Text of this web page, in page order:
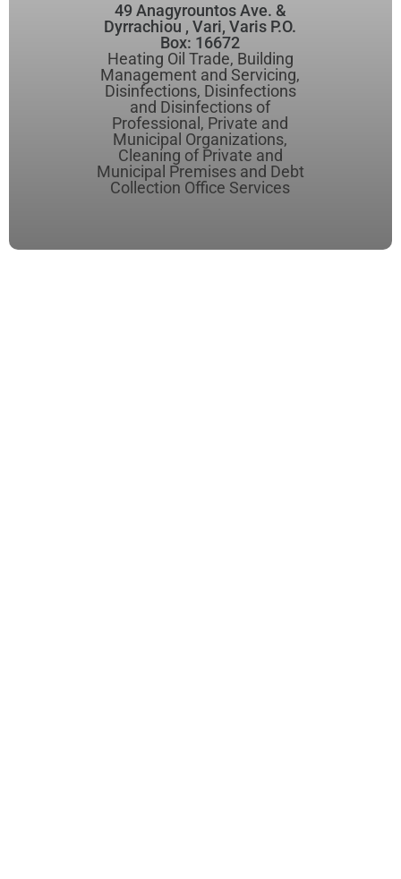
49 Anagyrountos Ave. &
Dyrrachiou , Vari, Varis P.O.
Box: 16672
Heating Oil Trade, Building
Management and Servicing,
Disinfections, Disinfections
and Disinfections of
Professional, Private and
Municipal Organizations,
Cleaning of Private and
Municipal Premises and Debt
Collection Office Services